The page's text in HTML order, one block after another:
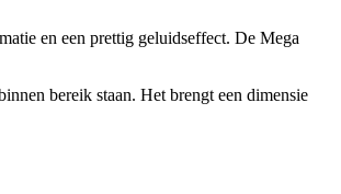
en een prettig geluidseffect. De Mega
bereik staan. Het brengt een dimensie